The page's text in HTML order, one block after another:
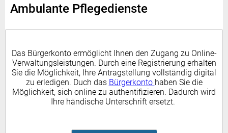
Ambulante Pflegedienste
Das Bürgerkonto ermöglicht Ihnen den Zugang zu Online-
Verwaltungsleistungen. Durch eine Registrierung erhalten
Sie die Möglichkeit, Ihre Antragstellung vollständig digital
zu erledigen. Duch das Bürgerkonto haben Sie die
Möglichkeit, sich online zu authentifizieren. Dadurch wird
Ihre händische Unterschrift ersetzt.